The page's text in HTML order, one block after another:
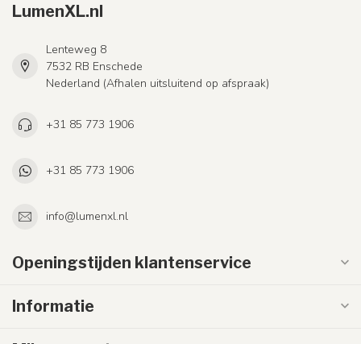
LumenXL.nl
Lenteweg 8
7532 RB Enschede
Nederland (Afhalen uitsluitend op afspraak)
+31 85 773 1906
+31 85 773 1906
info@lumenxl.nl
Openingstijden klantenservice
Informatie